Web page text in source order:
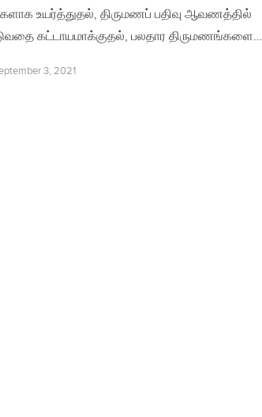
உயர்த்துதல், திருமணப் பதிவு ஆவணத்தில்
கட்டாயமாக்குதல், பலதார திருமணங்களை…
3, 2021